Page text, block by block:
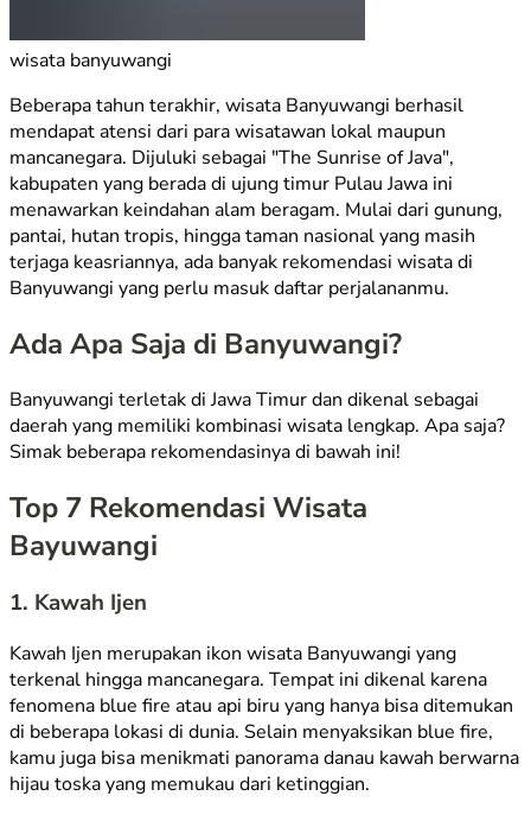
wisata banyuwangi
Beberapa tahun terakhir, wisata Banyuwangi berhasil
mendapat atensi dari para wisatawan lokal maupun
mancanegara. Dijuluki sebagai "The Sunrise of Java",
kabupaten yang berada di ujung timur Pulau Jawa ini
menawarkan keindahan alam beragam. Mulai dari gunung,
pantai, hutan tropis, hingga taman nasional yang masih
terjaga keasriannya, ada banyak rekomendasi wisata di
Banyuwangi yang perlu masuk daftar perjalananmu.
Ada Apa Saja di Banyuwangi?
Banyuwangi terletak di Jawa Timur dan dikenal sebagai
daerah yang memiliki kombinasi wisata lengkap. Apa saja?
Simak beberapa rekomendasinya di bawah ini!
Top 7 Rekomendasi Wisata
Bayuwangi
1. Kawah Ijen
Kawah Ijen merupakan ikon wisata Banyuwangi yang
terkenal hingga mancanegara. Tempat ini dikenal karena
fenomena blue fire atau api biru yang hanya bisa ditemukan
di beberapa lokasi di dunia. Selain menyaksikan blue fire,
kamu juga bisa menikmati panorama danau kawah berwarna
hijau toska yang memukau dari ketinggian.